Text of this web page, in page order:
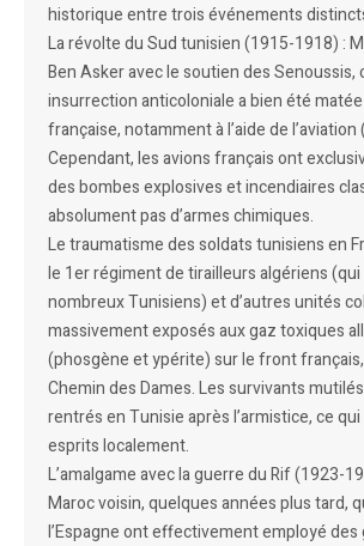
historique entre trois événements
La révolte du Sud tunisien (1915-1918) :
Ben Asker avec le soutien des Senoussis,
insurrection anticoloniale a bien été matée
française, notamment à l’aide de l’aviation
Cependant, les avions français ont
des bombes explosives et incendiaires
absolument pas d’armes chimiques.
Le traumatisme des soldats tunisiens en
le 1er régiment de tirailleurs algériens
nombreux Tunisiens) et d’autres unités
massivement exposés aux gaz toxiques
(phosgène et ypérite) sur le front
Chemin des Dames. Les survivants
rentrés en Tunisie après l’armistice, ce
esprits localement.
L’amalgame avec la guerre du Rif (1923-
Maroc voisin, quelques années plus tard,
l’Espagne ont effectivement employé